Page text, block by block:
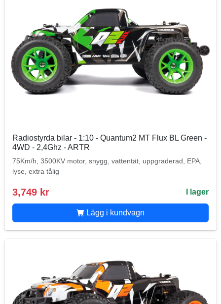
Radiostyrda bilar - 1:10 - Quantum2 MT Flux BL Green -
4WD - 2,4Ghz - ARTR
75Km/h, 3500KV motor, snygg, vattentät, uppgraderad, EPA,
lyse, extra tålig
3,749 kr I lager
Lägg i kundvagn